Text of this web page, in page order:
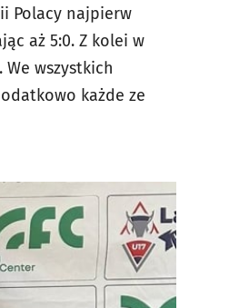
Polacy najpierw
aż 5:0. Z kolei w
wszystkich
każde ze